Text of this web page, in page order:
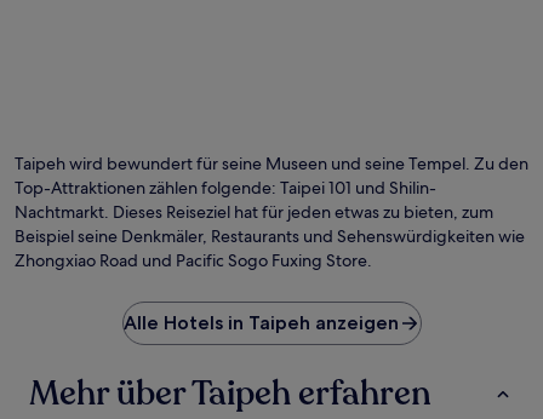
Taipeh wird bewundert für seine Museen und seine Tempel. Zu den
Top-Attraktionen zählen folgende: Taipei 101 und Shilin-
Nachtmarkt. Dieses Reiseziel hat für jeden etwas zu bieten, zum
Beispiel seine Denkmäler, Restaurants und Sehenswürdigkeiten wie
Zhongxiao Road und Pacific Sogo Fuxing Store.
Alle Hotels in Taipeh anzeigen
Mehr über Taipeh erfahren